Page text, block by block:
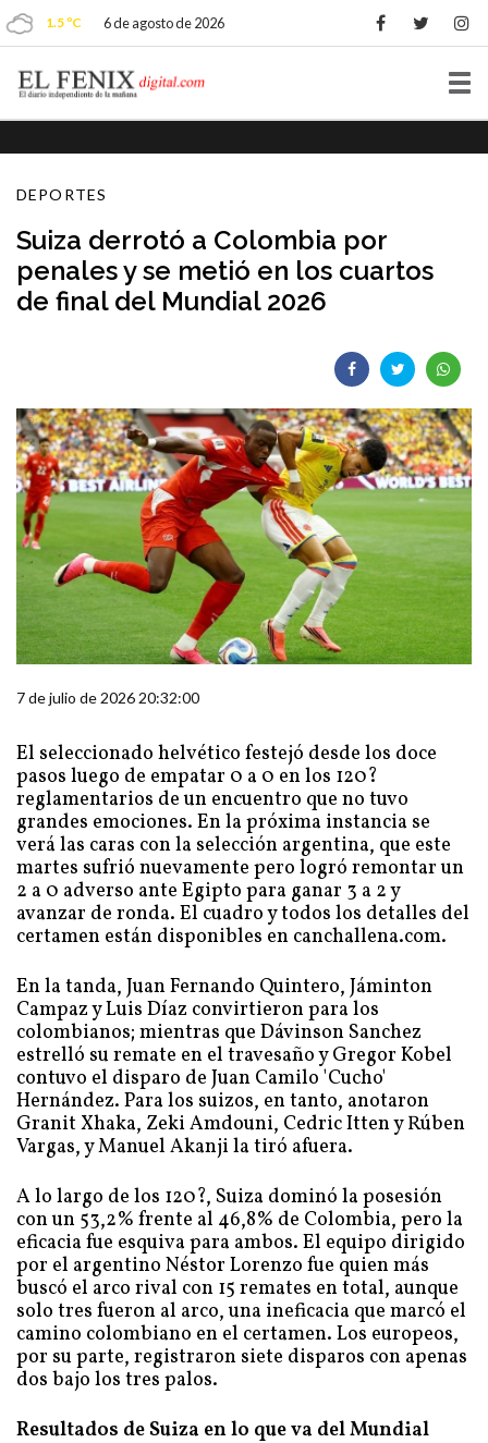
1.5 ºC 6 de agosto de 2026
DEPORTES
Suiza derrotó a Colombia por
penales y se metió en los cuartos
de final del Mundial 2026
7 de julio de 2026 20:32:00
El seleccionado helvético festejó desde los doce
pasos luego de empatar 0 a 0 en los 120?
reglamentarios de un encuentro que no tuvo
grandes emociones. En la próxima instancia se
verá las caras con la selección argentina, que este
martes sufrió nuevamente pero logró remontar un
2 a 0 adverso ante Egipto para ganar 3 a 2 y
avanzar de ronda. El cuadro y todos los detalles del
certamen están disponibles en canchallena.com.
En la tanda, Juan Fernando Quintero, Jáminton
Campaz y Luis Díaz convirtieron para los
colombianos; mientras que Dávinson Sanchez
estrelló su remate en el travesaño y Gregor Kobel
contuvo el disparo de Juan Camilo 'Cucho'
Hernández. Para los suizos, en tanto, anotaron
Granit Xhaka, Zeki Amdouni, Cedric Itten y Rúben
Vargas, y Manuel Akanji la tiró afuera.
A lo largo de los 120?, Suiza dominó la posesión
con un 53,2% frente al 46,8% de Colombia, pero la
eficacia fue esquiva para ambos. El equipo dirigido
por el argentino Néstor Lorenzo fue quien más
buscó el arco rival con 15 remates en total, aunque
solo tres fueron al arco, una ineficacia que marcó el
camino colombiano en el certamen. Los europeos,
por su parte, registraron siete disparos con apenas
dos bajo los tres palos.
Resultados de Suiza en lo que va del Mundial